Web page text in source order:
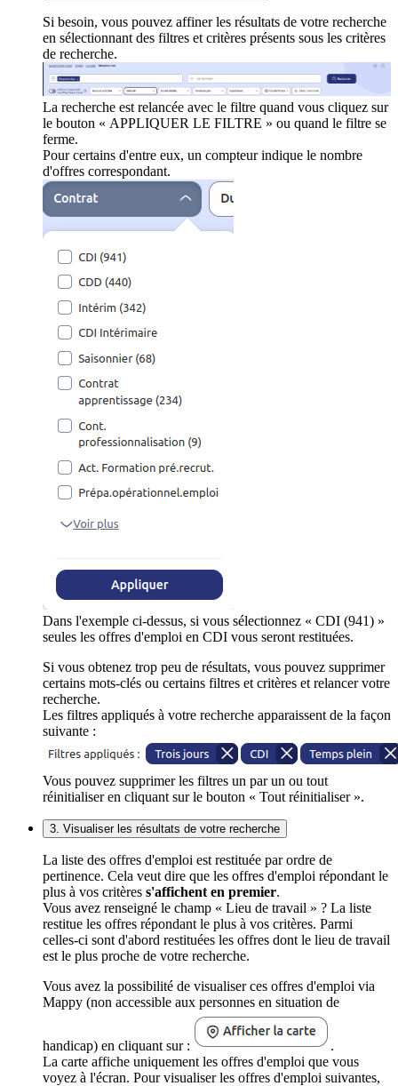
Si besoin, vous pouvez affiner les résultats de votre recherche
en sélectionnant des filtres et critères présents sous les critères
de recherche.
La recherche est relancée avec le filtre quand vous cliquez sur
le bouton « APPLIQUER LE FILTRE » ou quand le filtre se
ferme.
Pour certains d'entre eux, un compteur indique le nombre
d'offres correspondant.
Dans l'exemple ci-dessus, si vous sélectionnez « CDI (941) »
seules les offres d'emploi en CDI vous seront restituées.
Si vous obtenez trop peu de résultats, vous pouvez supprimer
certains mots-clés ou certains filtres et critères et relancer votre
recherche.
Les filtres appliqués à votre recherche apparaissent de la façon
suivante :
Vous pouvez supprimer les filtres un par un ou tout
réinitialiser en cliquant sur le bouton « Tout réinitialiser ».
3. Visualiser les résultats de votre recherche
La liste des offres d'emploi est restituée par ordre de
pertinence. Cela veut dire que les offres d'emploi répondant le
plus à vos critères s'affichent en premier.
Vous avez renseigné le champ « Lieu de travail » ? La liste
restitue les offres répondant le plus à vos critères. Parmi
celles-ci sont d'abord restituées les offres dont le lieu de travail
est le plus proche de votre recherche.
Vous avez la possibilité de visualiser ces offres d'emploi via
Mappy (non accessible aux personnes en situation de
handicap) en cliquant sur :
.
La carte affiche uniquement les offres d'emploi que vous
voyez à l'écran. Pour visualiser les offres d'emploi suivantes,